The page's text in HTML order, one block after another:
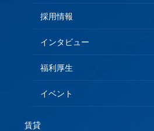
採用情報
インタビュー
福利厚生
イベント
賃貸